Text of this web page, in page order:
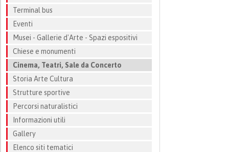
Terminal bus
Eventi
Musei - Gallerie d'Arte - Spazi espositivi
Chiese e monumenti
Cinema, Teatri, Sale da Concerto
Storia Arte Cultura
Strutture sportive
Percorsi naturalistici
Informazioni utili
Gallery
Elenco siti tematici